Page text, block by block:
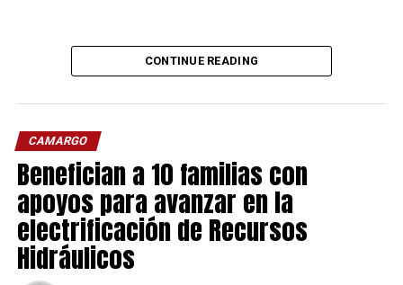
CONTINUE READING
CAMARGO
Benefician a 10 familias con
apoyos para avanzar en la
electrificación de Recursos
Hidráulicos